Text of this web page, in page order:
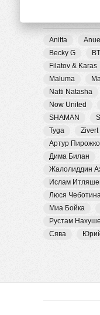
Anitta
Becky G
Filatov & Karas
Maluma
Natti Natasha
Now United
SHAMAN
Tyga
Zivert
Артур
Дима Билан
Жалолиддин
Ислам
Люся
Миа Бойка
Рустам
Сява